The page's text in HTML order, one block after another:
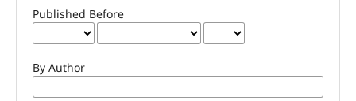
Published Before
By Author